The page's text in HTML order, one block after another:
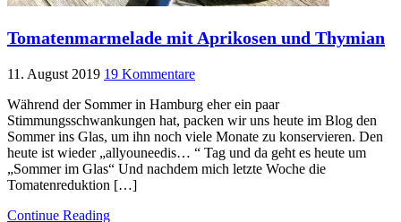
Tomatenmarmelade mit Aprikosen und Thymian
11. August 2019 19 Kommentare
Während der Sommer in Hamburg eher ein paar
Stimmungsschwankungen hat, packen wir uns heute im Blog den
Sommer ins Glas, um ihn noch viele Monate zu konservieren. Den
heute ist wieder „allyouneedis… “ Tag und da geht es heute um
„Sommer im Glas“ Und nachdem mich letzte Woche die
Tomatenreduktion […]
Continue Reading